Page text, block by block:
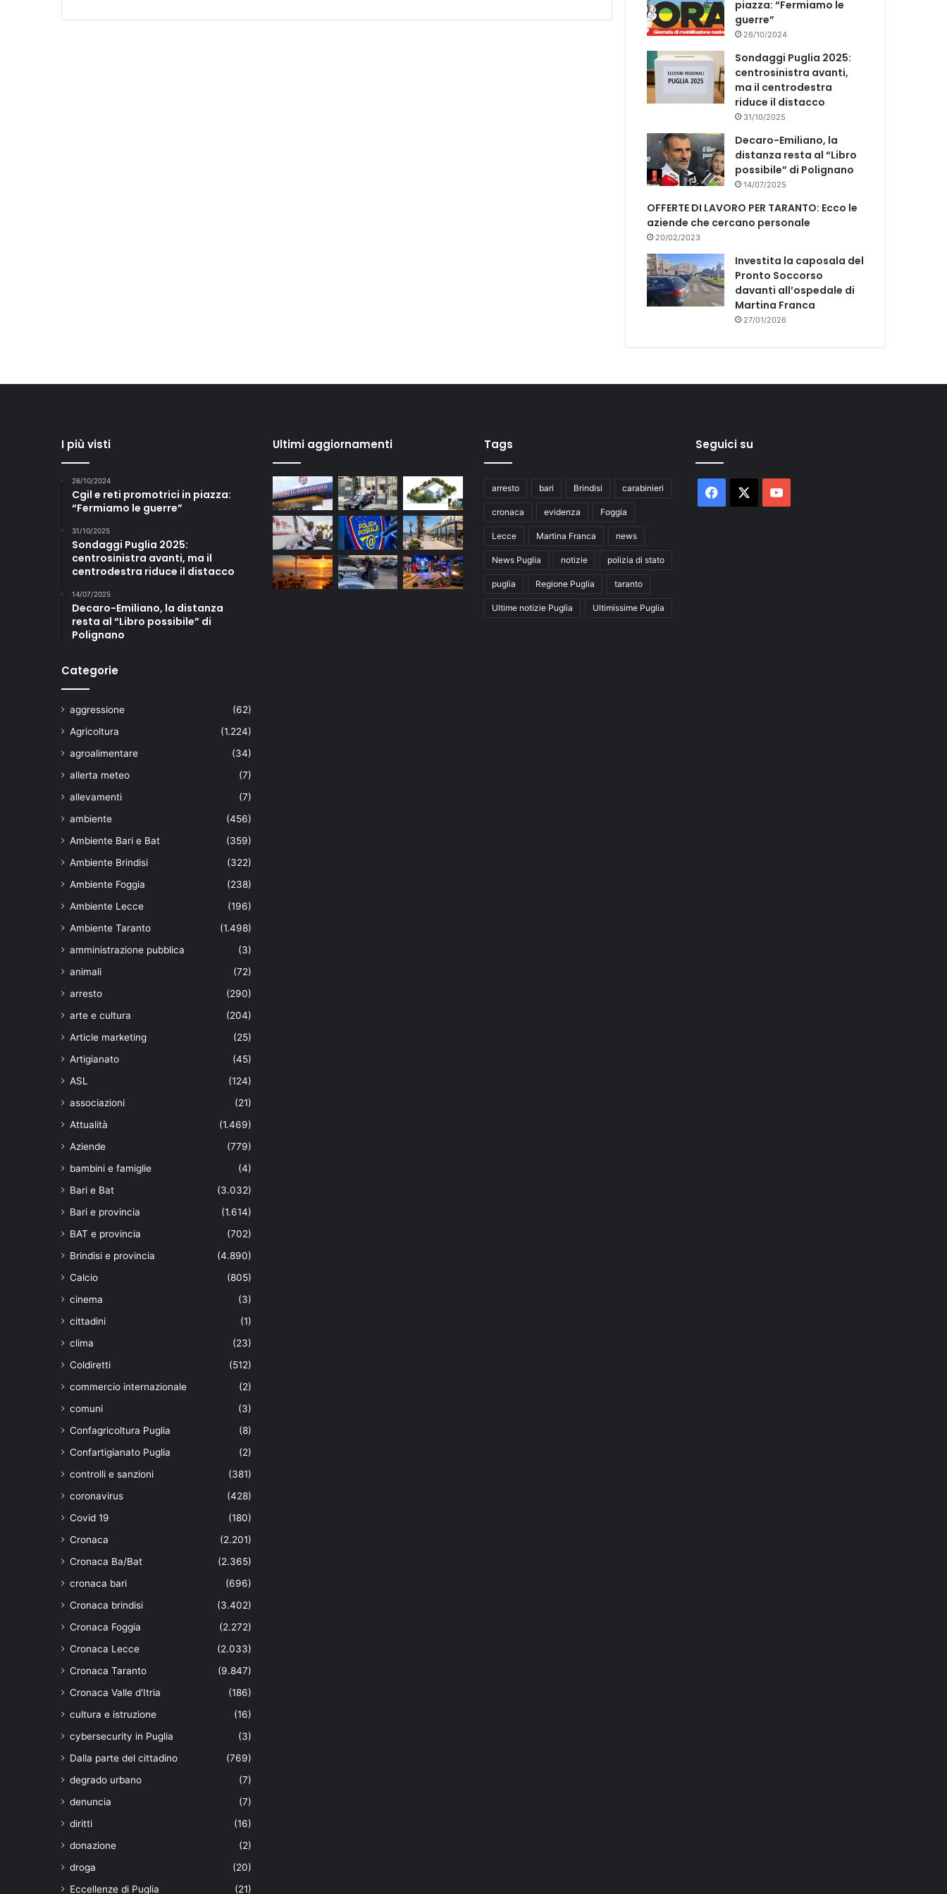
piazza: “Fermiamo le
guerre”
26/10/2024
Sondaggi Puglia 2025:
centrosinistra avanti,
ma il centrodestra
riduce il distacco
31/10/2025
Decaro-Emiliano, la
distanza resta al “Libro
possibile” di Polignano
14/07/2025
OFFERTE DI LAVORO PER TARANTO: Ecco le
aziende che cercano personale
20/02/2023
Investita la caposala del
Pronto Soccorso
davanti all’ospedale di
Martina Franca
27/01/2026
I più visti
26/10/2024
Cgil e reti promotrici in piazza:
“Fermiamo le guerre”
31/10/2025
Sondaggi Puglia 2025:
centrosinistra avanti, ma il
centrodestra riduce il distacco
14/07/2025
Decaro-Emiliano, la distanza
resta al “Libro possibile” di
Polignano
Categorie
aggressione
(62)
Agricoltura
(1.224)
agroalimentare
(34)
allerta meteo
(7)
allevamenti
(7)
ambiente
(456)
Ambiente Bari e Bat
(359)
Ambiente Brindisi
(322)
Ambiente Foggia
(238)
Ambiente Lecce
(196)
Ambiente Taranto
(1.498)
amministrazione pubblica
(3)
animali
(72)
arresto
(290)
arte e cultura
(204)
Article marketing
(25)
Artigianato
(45)
ASL
(124)
associazioni
(21)
Attualità
(1.469)
Aziende
(779)
bambini e famiglie
(4)
Bari e Bat
(3.032)
Bari e provincia
(1.614)
BAT e provincia
(702)
Brindisi e provincia
(4.890)
Calcio
(805)
cinema
(3)
cittadini
(1)
clima
(23)
Coldiretti
(512)
commercio internazionale
(2)
comuni
(3)
Confagricoltura Puglia
(8)
Confartigianato Puglia
(2)
controlli e sanzioni
(381)
coronavirus
(428)
Covid 19
(180)
Cronaca
(2.201)
Cronaca Ba/Bat
(2.365)
cronaca bari
(696)
Cronaca brindisi
(3.402)
Cronaca Foggia
(2.272)
Cronaca Lecce
(2.033)
Cronaca Taranto
(9.847)
Cronaca Valle d'Itria
(186)
cultura e istruzione
(16)
cybersecurity in Puglia
(3)
Dalla parte del cittadino
(769)
degrado urbano
(7)
denuncia
(7)
diritti
(16)
donazione
(2)
droga
(20)
Eccellenze di Puglia
(21)
Ultimi aggiornamenti Tags
arresto bari Brindisi carabinieri
cronaca evidenza Foggia
Lecce Martina Franca news
News Puglia notizie polizia di stato
puglia Regione Puglia taranto
Ultime notizie Puglia Ultimissime Puglia
Seguici su
Facebook